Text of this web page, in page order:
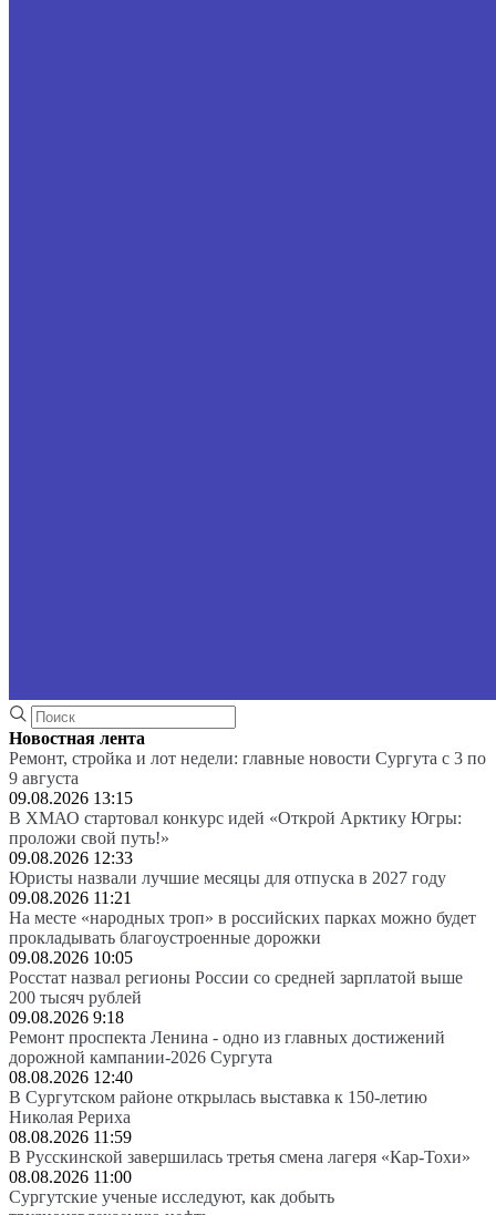
Новостная лента
Ремонт, стройка и лот недели: главные новости Сургута с 3 по
9 августа
09.08.2026 13:15
В ХМАО стартовал конкурс идей «Открой Арктику Югры:
проложи свой путь!»
09.08.2026 12:33
Юристы назвали лучшие месяцы для отпуска в 2027 году
09.08.2026 11:21
На месте «народных троп» в российских парках можно будет
прокладывать благоустроенные дорожки
09.08.2026 10:05
Росстат назвал регионы России со средней зарплатой выше
200 тысяч рублей
09.08.2026 9:18
Ремонт проспекта Ленина - одно из главных достижений
дорожной кампании-2026 Сургута
08.08.2026 12:40
В Сургутском районе открылась выставка к 150-летию
Николая Рериха
08.08.2026 11:59
В Русскинской завершилась третья смена лагеря «Кар-Тохи»
08.08.2026 11:00
Сургутские ученые исследуют, как добыть